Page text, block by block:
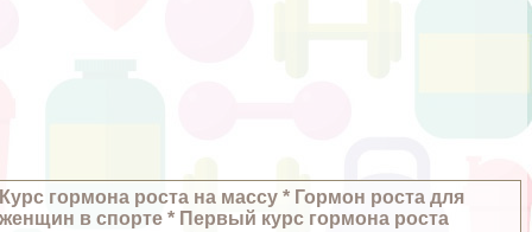
Курс гормона роста на массу * Гормон роста для
женщин в спорте * Первый курс гормона роста